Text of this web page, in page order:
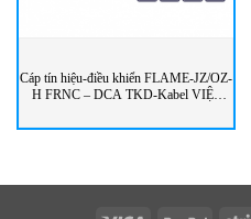
Cáp tín hiệu-điều khiển FLAME-JZ/OZ-
H FRNC – DCA TKD-Kabel VIỆT